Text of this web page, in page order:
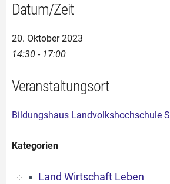
Datum/Zeit
20. Oktober 2023
14:30 - 17:00
Veranstaltungsort
Bildungshaus Landvolkshochschule
Kategorien
Land Wirtschaft Leben